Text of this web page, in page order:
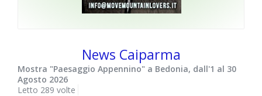
News Caiparma
Mostra "Paesaggio Appennino" a Bedonia, dall'1 al 30
Agosto 2026
Letto 289 volte